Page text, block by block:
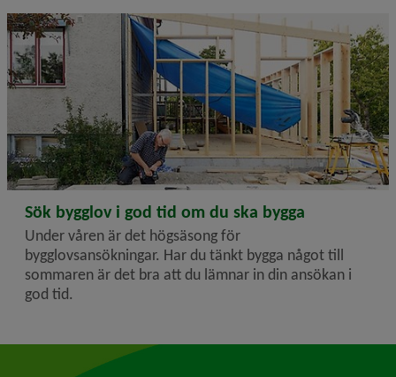
2026-01-26
Sök bygglov i god tid om du ska bygga
Under våren är det högsäsong för
bygglovsansökningar. Har du tänkt bygga något till
sommaren är det bra att du lämnar in din ansökan i
god tid.